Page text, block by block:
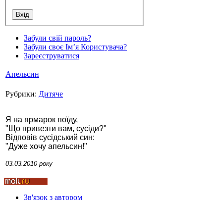
Стамбул 2010
Стамбул 2010
Забули свій пароль?
Забули своє Ім’я Користувача?
Зареєструватися
Апельсин
Рубрики: Дитяче
Я на ярмарок поїду,
"Що привезти вам, сусіди?"
Відповів сусідський син:
"Дуже хочу апельсин!"
03.03.2010 року
Зв'язок з автором